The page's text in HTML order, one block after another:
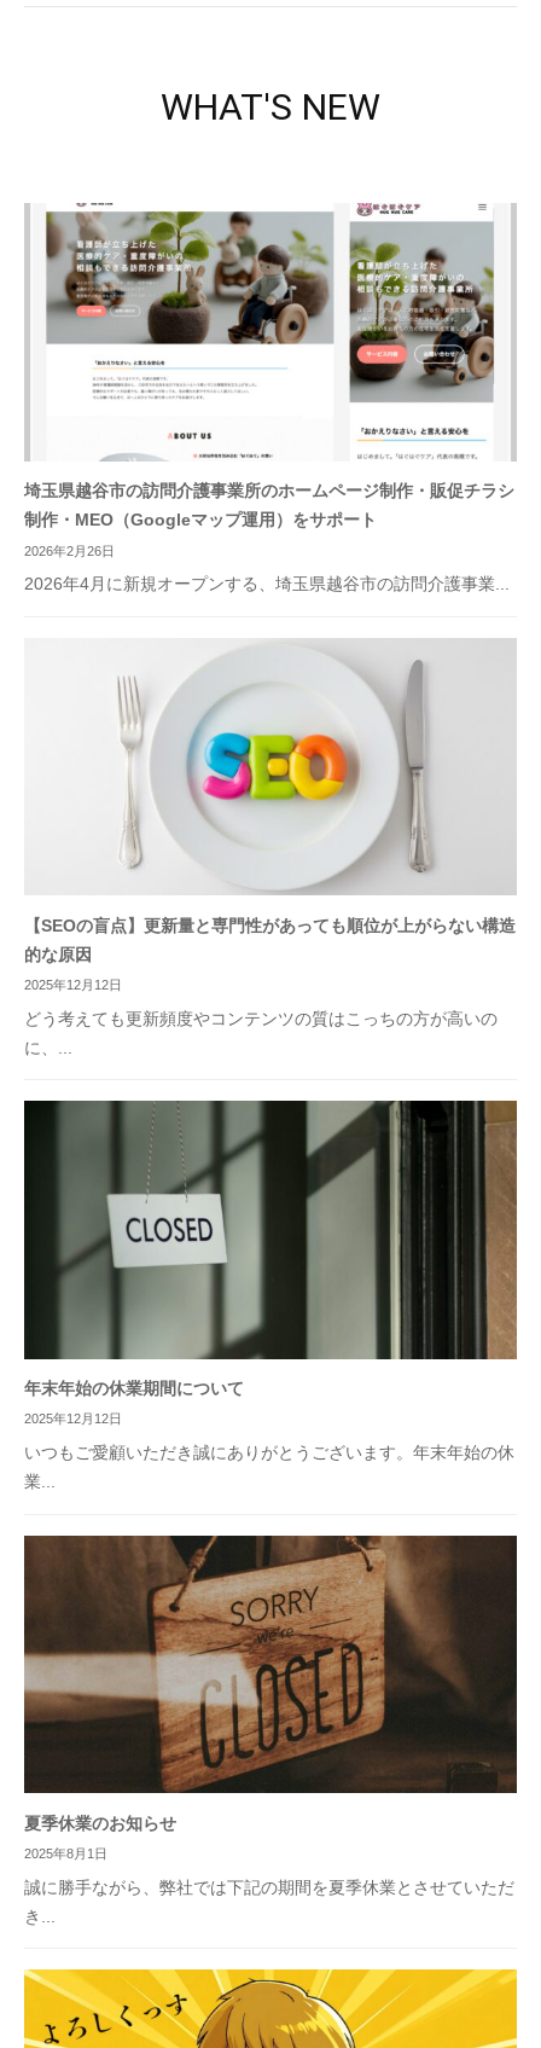
WHAT'S NEW
埼玉県越谷市の訪問介護事業所のホームページ制作・販促チラシ
制作・MEO（Googleマップ運用）をサポート
2026年2月26日
2026年4月に新規オープンする、埼玉県越谷市の訪問介護事業...
【SEOの盲点】更新量と専門性があっても順位が上がらない構造
的な原因
2025年12月12日
どう考えても更新頻度やコンテンツの質はこっちの方が高いの
に、...
年末年始の休業期間について
2025年12月12日
いつもご愛顧いただき誠にありがとうございます。年末年始の休
業...
夏季休業のお知らせ
2025年8月1日
誠に勝手ながら、弊社では下記の期間を夏季休業とさせていただ
き...